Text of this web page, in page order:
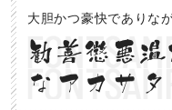
大胆かつ豪快でありな
勧善懲悪
なアカサタ